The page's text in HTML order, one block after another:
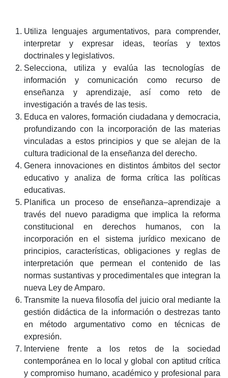
Utiliza lenguajes argumentativos, para comprender,
interpretar y expresar ideas, teorías y textos
doctrinales y legislativos.
Selecciona, utiliza y evalúa las tecnologías de
información y comunicación como recurso de
enseñanza y aprendizaje, así como reto de
investigación a través de las tesis.
Educa en valores, formación ciudadana y democracia,
profundizando con la incorporación de las materias
vinculadas a estos principios y que se alejan de la
cultura tradicional de la enseñanza del derecho.
Genera innovaciones en distintos ámbitos del sector
educativo y analiza de forma crítica las políticas
educativas.
Planifica un proceso de enseñanza–aprendizaje a
través del nuevo paradigma que implica la reforma
constitucional en derechos humanos, con la
incorporación en el sistema jurídico mexicano de
principios, características, obligaciones y reglas de
interpretación que permean el contenido de las
normas sustantivas y procedimentales que integran la
nueva Ley de Amparo.
Transmite la nueva filosofía del juicio oral mediante la
gestión didáctica de la información o destrezas tanto
en método argumentativo como en técnicas de
expresión.
Interviene frente a los retos de la sociedad
contemporánea en lo local y global con aptitud crítica
y compromiso humano, académico y profesional para